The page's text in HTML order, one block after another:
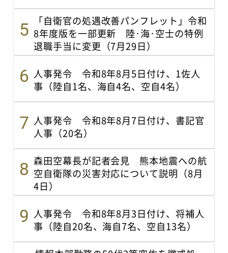
「自衛官の処遇改善パンフレット」令和
8年度版を一部更新 陸･海･空士の特例
退職手当に変更（7月29日）
人事発令 令和8年8月5日付け、1佐人
事（陸自1名、海自4名、空自4名）
人事発令 令和8年8月7日付け、書記官
人事（20名）
森田空幕長が記者会見 熊本地震への航
空自衛隊の災害対応について説明（8月
4日）
人事発令 令和8年8月3日付け、将補人
事（陸自20名、海自7名、空自13名）